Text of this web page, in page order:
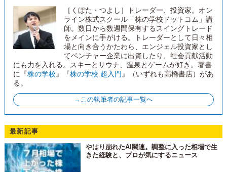
［くぼた・つよし］トレーダー、投資家。オン
ライン株式スクール「株の学校ドットコム」講
師。数日から数週間保有するスイングトレード
をメインに手がける。トレーダーとして日々相
場と向き合うかたわら、エンジェル投資家とし
てベンチャー企業に出資したり、社会貢献活動
にも力を入れる。スキーとサウナ、温泉とゲームが好き。著書
に『株の学校 』『株の学校 超入門 』（いずれも高橋書店）があ
る。
→この執筆者の記事一覧へ
最新記事
やはり崩れたAI関連。調整に入った相場で生
きた経験と、プロが気にするニュース